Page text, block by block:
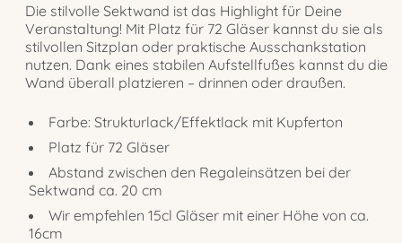
Die stilvolle Sektwand ist das Highlight für Deine
Veranstaltung! Mit Platz für 72 Gläser kannst du sie als
stilvollen Sitzplan oder praktische Ausschankstation
nutzen. Dank eines stabilen Aufstellfußes kannst du die
Wand überall platzieren – drinnen oder draußen.
Farbe: Strukturlack/Effektlack mit Kupferton
Platz für 72 Gläser
Abstand zwischen den Regaleinsätzen bei der
Sektwand ca. 20 cm
Wir empfehlen 15cl Gläser mit einer Höhe von ca.
16cm